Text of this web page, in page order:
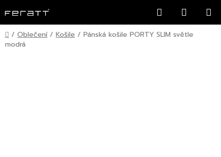
na
obsah
Hledat
KOŠÍK
Domů
/ Oblečení / Košile / Pánská košile PORTY SLIM světle
modrá